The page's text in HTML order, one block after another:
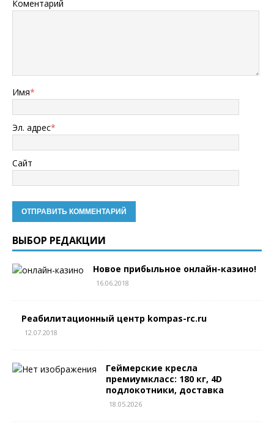
Коментарий
Имя*
Эл. адрес*
Сайт
ВЫБОР РЕДАКЦИИ
Новое прибыльное онлайн-казино!
16.06.2018
Реабилитационный центр kompas-rc.ru
12.07.2018
Геймерские кресла
премиумкласс: 180 кг, 4D
подлокотники, доставка
18.05.2026